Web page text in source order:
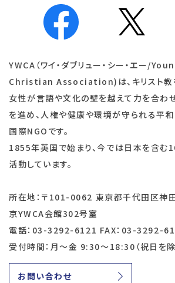
YWCA（ワイ・ダブリュー・シー・エー/
Christian Association)は、キリスト教
女性が言語や文化の壁を越えて力を合わ
を進め、人権や健康や環境が守られる平
国際NGOです。
1855年英国で始まり、今では日本を含む
活動しています。
所在地：〒101-0062 東京都千代田区神
京YWCA会館302号室
電話：03-3292-6121 FAX：03-3292-
受付時間：月～金 9:30～18:30（祝日を除
お問い合わせ